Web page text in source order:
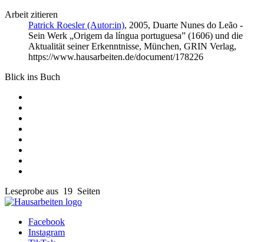
Arbeit zitieren
Patrick Roesler (Autor:in), 2005, Duarte Nunes do Leão -
Sein Werk „Origem da língua portuguesa” (1606) und die
Aktualität seiner Erkenntnisse, München, GRIN Verlag,
https://www.hausarbeiten.de/document/178226
Blick ins Buch
Leseprobe aus 19 Seiten
Facebook
Instagram